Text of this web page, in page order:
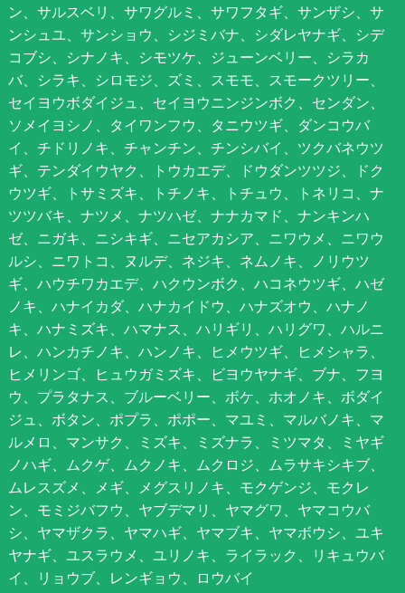
ン、サルスベリ、サワグルミ、サワフタギ、サンザシ、サ
ンシュユ、サンショウ、シジミバナ、シダレヤナギ、シデ
コブシ、シナノキ、シモツケ、ジューンベリー、シラカ
バ、シラキ、シロモジ、ズミ、スモモ、スモークツリー、
セイヨウボダイジュ、セイヨウニンジンボク、センダン、
ソメイヨシノ、タイワンフウ、タニウツギ、ダンコウバ
イ、チドリノキ、チャンチン、チンシバイ、ツクバネウツ
ギ、テンダイウヤク、トウカエデ、ドウダンツツジ、ドク
ウツギ、トサミズキ、トチノキ、トチュウ、トネリコ、ナ
ツツバキ、ナツメ、ナツハゼ、ナナカマド、ナンキンハ
ゼ、ニガキ、ニシキギ、ニセアカシア、ニワウメ、ニワウ
ルシ、ニワトコ、ヌルデ、ネジキ、ネムノキ、ノリウツ
ギ、ハウチワカエデ、ハクウンボク、ハコネウツギ、ハゼ
ノキ、ハナイカダ、ハナカイドウ、ハナズオウ、ハナノ
キ、ハナミズキ、ハマナス、ハリギリ、ハリグワ、ハルニ
レ、ハンカチノキ、ハンノキ、ヒメウツギ、ヒメシャラ、
ヒメリンゴ、ヒュウガミズキ、ビヨウヤナギ、ブナ、フヨ
ウ、プラタナス、ブルーベリー、ボケ、ホオノキ、ボダイ
ジュ、ボタン、ポプラ、ポポー、マユミ、マルバノキ、マ
ルメロ、マンサク、ミズキ、ミズナラ、ミツマタ、ミヤギ
ノハギ、ムクゲ、ムクノキ、ムクロジ、ムラサキシキブ、
ムレスズメ、メギ、メグスリノキ、モクゲンジ、モクレ
ン、モミジバフウ、ヤブデマリ、ヤマグワ、ヤマコウバ
シ、ヤマザクラ、ヤマハギ、ヤマブキ、ヤマボウシ、ユキ
ヤナギ、ユスラウメ、ユリノキ、ライラック、リキュウバ
イ、リョウブ、レンギョウ、ロウバイ